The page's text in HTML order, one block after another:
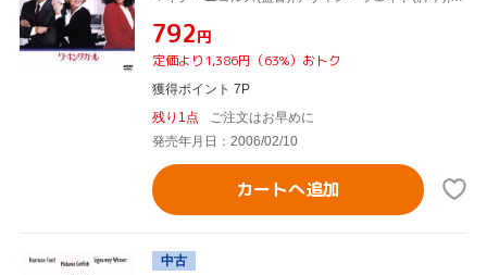
¥792円
定価より1,386円（63%）おトク
獲得ポイント 7P
残り1点
ご注文はお早めに
発売年月日：2006/02/10
カートへ追加
中古